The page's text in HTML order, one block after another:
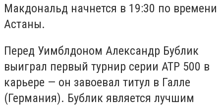
Макдональд начнется в 19:30 по времени
Астаны.
Перед Уимблдоном Александр Бублик
выиграл первый турнир серии ATP 500 в
карьере — он завоевал титул в Галле
(Германия). Бублик является лучшим